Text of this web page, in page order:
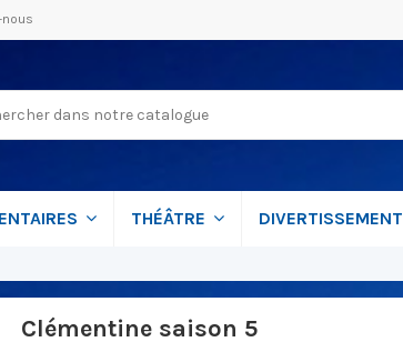
THÉÂTRE DIVERTISSEMENT
Clémentine saison 5